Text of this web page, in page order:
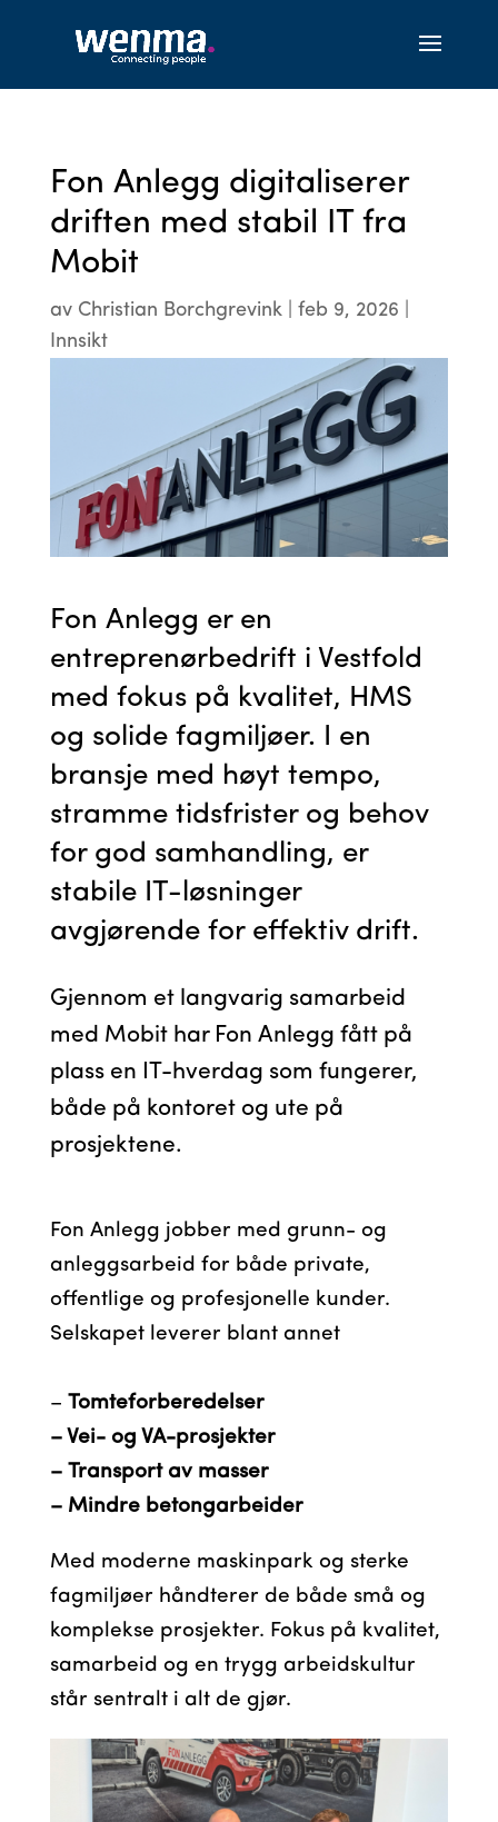
Fon Anlegg digitaliserer
driften med stabil IT fra
Mobit
av Christian Borchgrevink| feb 9, 2026
Innsikt
Fon Anlegg er en
entreprenørbedrift i Vestfold
med fokus på kvalitet, HMS
og solide fagmiljøer. I en
bransje med høyt tempo,
stramme tidsfrister og behov
for god samhandling, er
stabile IT-løsninger
avgjørende for effektiv drift.
Gjennom et langvarig samarbeid
med Mobit har Fon Anlegg fått på
plass en IT-hverdag som fungerer,
både på kontoret og ute på
prosjektene.
Fon Anlegg jobber med grunn- og
anleggsarbeid for både private,
offentlige og profesjonelle kunder.
Selskapet leverer blant annet
– Tomteforberedelser
– Vei- og VA-prosjekter
– Transport av masser
– Mindre betongarbeider
Med moderne maskinpark og sterke
fagmiljøer håndterer de både små og
komplekse prosjekter. Fokus på kvalitet,
samarbeid og en trygg arbeidskultur
står sentralt i alt de gjør.